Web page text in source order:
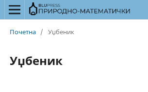
Почетна / Уџбеник
Уџбеник